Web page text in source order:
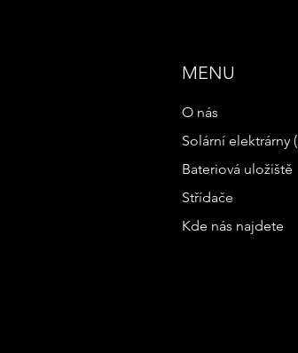
MENU
O nás
Solární elektrárny
Bateriová uložiště
Střídače
Kde nás najdete